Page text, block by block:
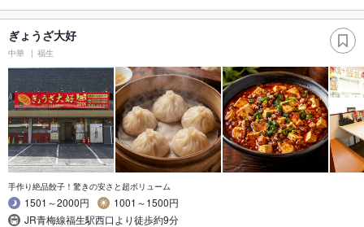
ぎょうざ大好
中華 福生
手作り絶品餃子！驚きの安さと超ボリューム
1501～2000円
1001～1500円
JR青梅線福生駅西口より徒歩約9分